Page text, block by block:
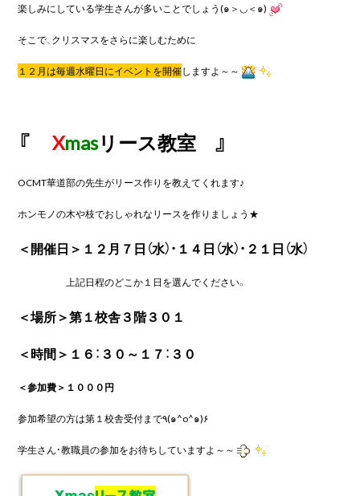
楽しみにしている学生さんが多いことでしょう(๑＞◡＜๑)
そこで、クリスマスをさらに楽しむために
１２月は毎週水曜日にイベントを開催しますよ～～
『Xmasリース教室 』
OCMT華道部の先生がリース作りを教えてくれます♪
ホンモノの木や枝でおしゃれなリースを作りましょう★
＜開催日＞１２月７日（水）・１４日（水）・２１日（水）
上記日程のどこか１日を選んでください。
＜場所＞第１校舎３階３０１
＜時間＞１６：３０～１７：３０
＜参加費＞１０００円
参加希望の方は第１校舎受付まで٩(๑^o^๑)۶
学生さん・教職員の参加をお待ちしていますよ～～